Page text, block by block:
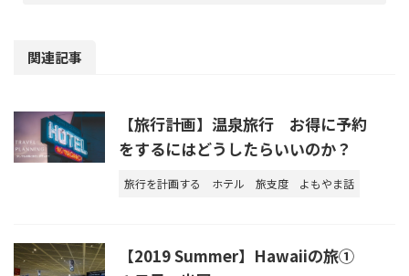
関連記事
【旅行計画】温泉旅行 お得に予約
をするにはどうしたらいいのか？
旅行を計画する ホテル 旅支度 よもやま話
【2019 Summer】Hawaiiの旅①